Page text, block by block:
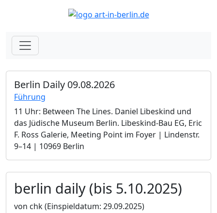
Berlin Daily 09.08.2026
Führung
11 Uhr: Between The Lines. Daniel Libeskind und
das Jüdische Museum Berlin.­ Libeskind-Bau EG, Eric
F. Ross Galerie, Meeting Point im Foyer | Lindenstr.
9–14 | 10969 Berlin
berlin daily (bis 5.10.2025)
von chk(Einspieldatum: 29.09.2025)